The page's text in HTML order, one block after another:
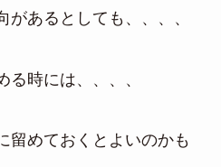
あるとしても、、、、
時には、、、、
留めておくとよいのかも